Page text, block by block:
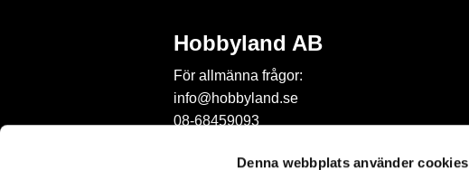
Denna webbplats använder cookies
Hobbyland AB
För allmänna frågor:
info@hobbyland.se
08-68459093